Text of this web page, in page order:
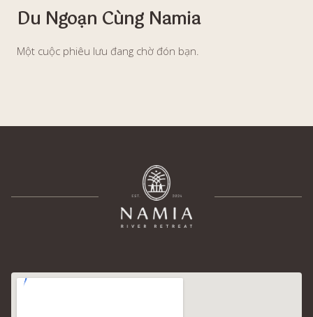
Du Ngoạn Cùng Namia
Một cuộc phiêu lưu đang chờ đón bạn.